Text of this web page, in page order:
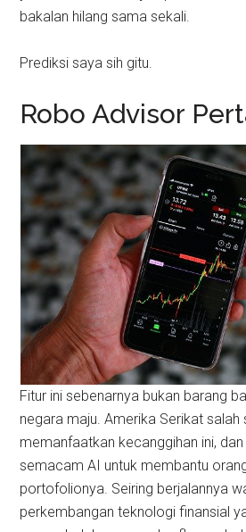
bakalan hilang sama sekali.
Prediksi saya sih gitu.
Robo Advisor
Fitur ini sebenarnya bukan barang
negara maju. Amerika Serikat salah
memanfaatkan kecanggihan ini,
semacam AI untuk membantu
portofolionya. Seiring berjalannya
perkembangan teknologi finansial